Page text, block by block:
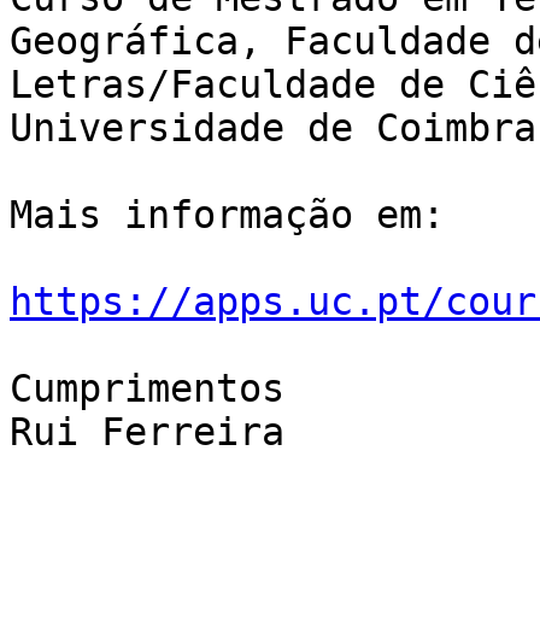
Geográfica, Faculdade
Letras/Faculdade de
Universidade de
Mais informação em:
https://apps.uc.pt/
Cumprimentos
Rui Ferreira